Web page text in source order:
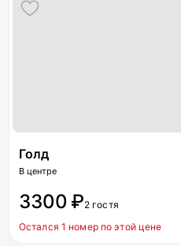
Голд
В центре
3300 ₽2 гостя
Остался 1 номер по этой цене